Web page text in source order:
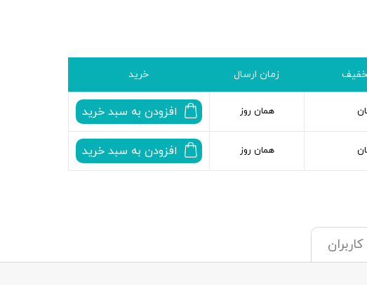
زمان ارسال خرید
همان روز افزودن به سبد خرید
همان روز افزودن به سبد خرید